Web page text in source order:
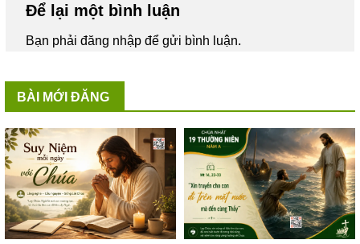
Để lại một bình luận
Bạn phảiđăng nhậpđể gửi bình luận.
BÀI MỚI ĐĂNG